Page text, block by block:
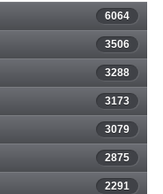
6064
3506
3288
3173
3079
2875
2291